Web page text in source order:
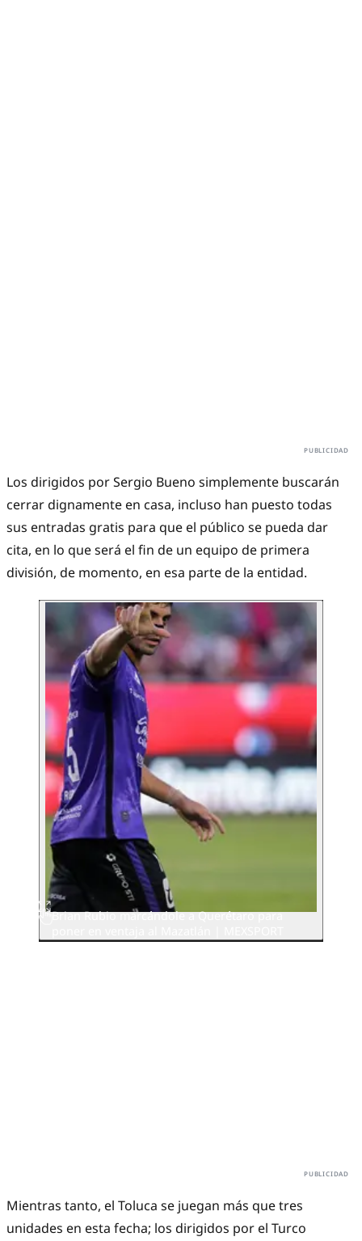
Los dirigidos por Sergio Bueno simplemente buscarán
cerrar dignamente en casa, incluso han puesto todas
sus entradas gratis para que el público se pueda dar
cita, en lo que será el fin de un equipo de primera
división, de momento, en esa parte de la entidad.
Brian Rubio marcándole a Querétaro para
Mientras tanto, el Toluca se juegan más que tres
unidades en esta fecha; los dirigidos por el Turco